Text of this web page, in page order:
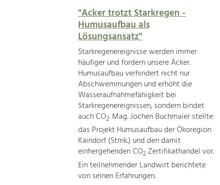
Mobilität & Energie
Klimawandel, öffentlicher Verkehr und
erneuerbare Energie
Steigerung regionaler Wertschöpfung
"Acker trotzt Starkregen -
Humusaufbau als
Lösungsansatz"
Starkregenereignisse werden immer
häufiger und fordern unsere Äcker.
Humusaufbau verhindert nicht nur
Abschwemmungen und erhöht die
Wasseraufnahmefähigkeit bei
Starkregenereignissen, sondern bindet
auch CO2. Mag. Jochen Buchmaier stellte
das Projekt Humusaufbau der Ökoregion
Kaindorf (Stmk.) und den damit
einhergehenden CO2Zertifikathandel vor.
Ein teilnehmender Landwirt berichtete
von seinen Erfahrungen.